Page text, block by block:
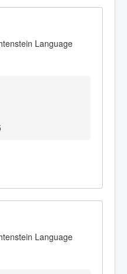
Language
Language